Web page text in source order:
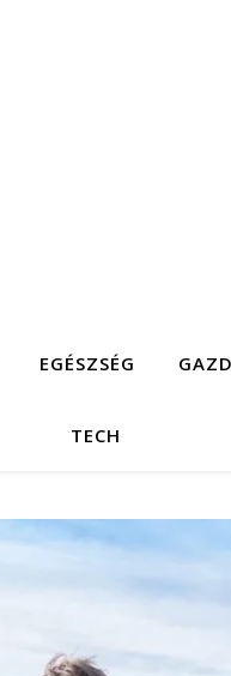
EGÉSZSÉG
TECH